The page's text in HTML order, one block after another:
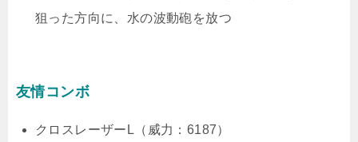
狙った方向に、水の波動砲を放つ
友情コンボ
クロスレーザーL（威力：6187）